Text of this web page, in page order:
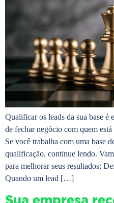
Qualificar os leads da sua base é
de fechar negócio com quem
Se você trabalha com uma base
qualificação, continue lendo.
para melhorar seus resultados:
Quando um lead […]